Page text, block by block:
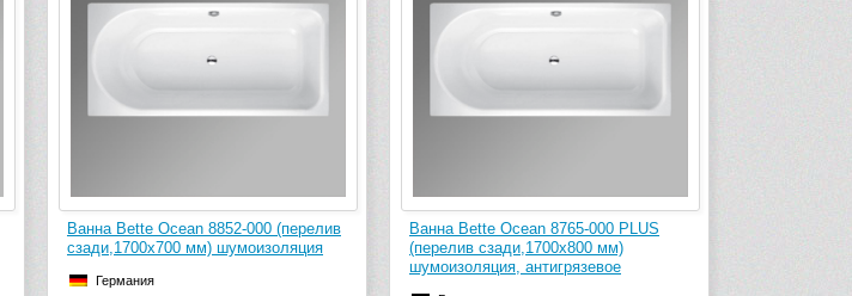
Ванна Bette Ocean 8852-000 (перелив
сзади,1700х700 мм) шумоизоляция
Германия
Ванна Bette Ocean 8765-000 PLUS
(перелив сзади,1700х800 мм)
шумоизоляция, антигрязевое